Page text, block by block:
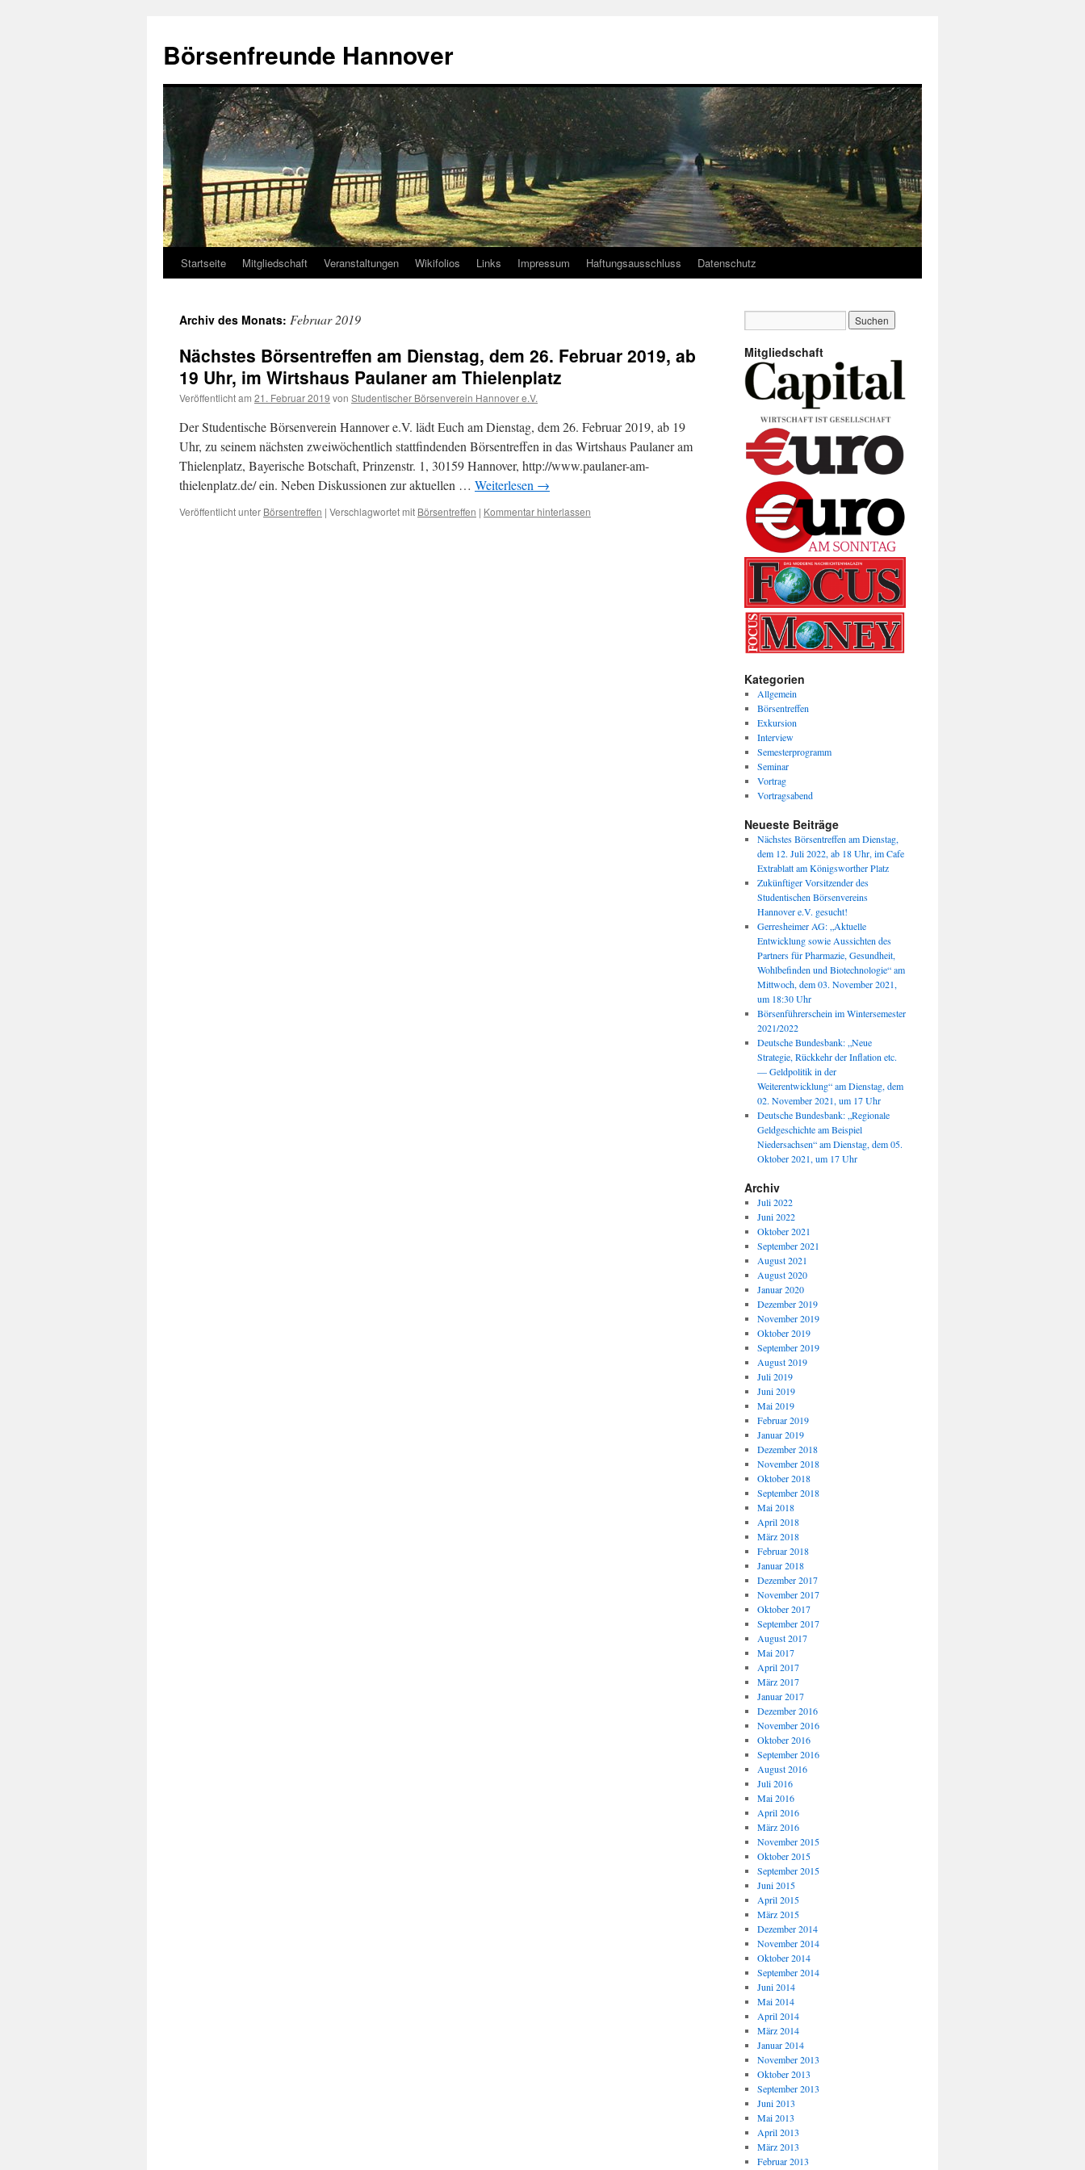
springen
Börsenfreunde Hannover
Startseite Mitgliedschaft Veranstaltungen Wikifolios Links Impressum Haftungsausschluss Datenschutz
Archiv des Monats: Februar 2019
Nächstes Börsentreffen am Dienstag, dem 26. Februar 2019, ab
19 Uhr, im Wirtshaus Paulaner am Thielenplatz
Veröffentlicht am 21. Februar 2019 von Studentischer Börsenverein Hannover e.V.
Der Studentische Börsenverein Hannover e.V. lädt Euch am Dienstag, dem 26. Februar 2019, ab 19
Uhr, zu seinem nächsten zweiwöchentlich stattfindenden Börsentreffen in das Wirtshaus Paulaner am
Thielenplatz, Bayerische Botschaft, Prinzenstr. 1, 30159 Hannover, http://www.paulaner-am-
thielenplatz.de/ ein. Neben Diskussionen zur aktuellen … Weiterlesen →
Veröffentlicht unter Börsentreffen | Verschlagwortet mit Börsentreffen | Kommentar hinterlassen
Mitgliedschaft
Kategorien
Allgemein
Börsentreffen
Exkursion
Interview
Semesterprogramm
Seminar
Vortrag
Vortragsabend
Neueste Beiträge
Nächstes Börsentreffen am Dienstag,
dem 12. Juli 2022, ab 18 Uhr, im Cafe
Extrablatt am Königsworther Platz
Zukünftiger Vorsitzender des
Studentischen Börsenvereins
Hannover e.V. gesucht!
Gerresheimer AG: „Aktuelle
Entwicklung sowie Aussichten des
Partners für Pharmazie, Gesundheit,
Wohlbefinden und Biotechnologie“ am
Mittwoch, dem 03. November 2021,
um 18:30 Uhr
Börsenführerschein im Wintersemester
2021/2022
Deutsche Bundesbank: „Neue
Strategie, Rückkehr der Inflation etc.
— Geldpolitik in der
Weiterentwicklung“ am Dienstag, dem
02. November 2021, um 17 Uhr
Deutsche Bundesbank: „Regionale
Geldgeschichte am Beispiel
Niedersachsen“ am Dienstag, dem 05.
Oktober 2021, um 17 Uhr
Archiv
Juli 2022
Juni 2022
Oktober 2021
September 2021
August 2021
August 2020
Januar 2020
Dezember 2019
November 2019
Oktober 2019
September 2019
August 2019
Juli 2019
Juni 2019
Mai 2019
Februar 2019
Januar 2019
Dezember 2018
November 2018
Oktober 2018
September 2018
Mai 2018
April 2018
März 2018
Februar 2018
Januar 2018
Dezember 2017
November 2017
Oktober 2017
September 2017
August 2017
Mai 2017
April 2017
März 2017
Januar 2017
Dezember 2016
November 2016
Oktober 2016
September 2016
August 2016
Juli 2016
Mai 2016
April 2016
März 2016
November 2015
Oktober 2015
September 2015
Juni 2015
April 2015
März 2015
Dezember 2014
November 2014
Oktober 2014
September 2014
Juni 2014
Mai 2014
April 2014
März 2014
Januar 2014
November 2013
Oktober 2013
September 2013
Juni 2013
Mai 2013
April 2013
März 2013
Februar 2013